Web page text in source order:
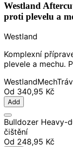
Westland
proti plevelu a
Westland
Komplexní
plevele a mechu.
WestlandMech
Od 340,95 Kč
Add
Bulldozer Heavy-
čištění
Od 248,95 Kč